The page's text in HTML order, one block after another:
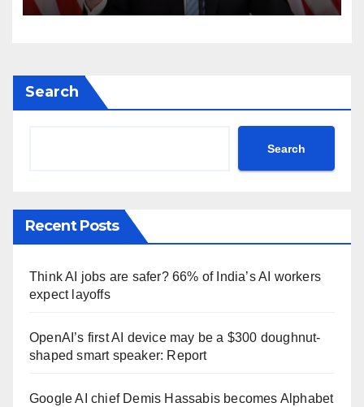
post Khamenei ntc rttm
Search
Search
Recent Posts
Think AI jobs are safer? 66% of India’s AI workers
expect layoffs
OpenAI’s first AI device may be a $300 doughnut-
shaped smart speaker: Report
Google AI chief Demis Hassabis becomes Alphabet